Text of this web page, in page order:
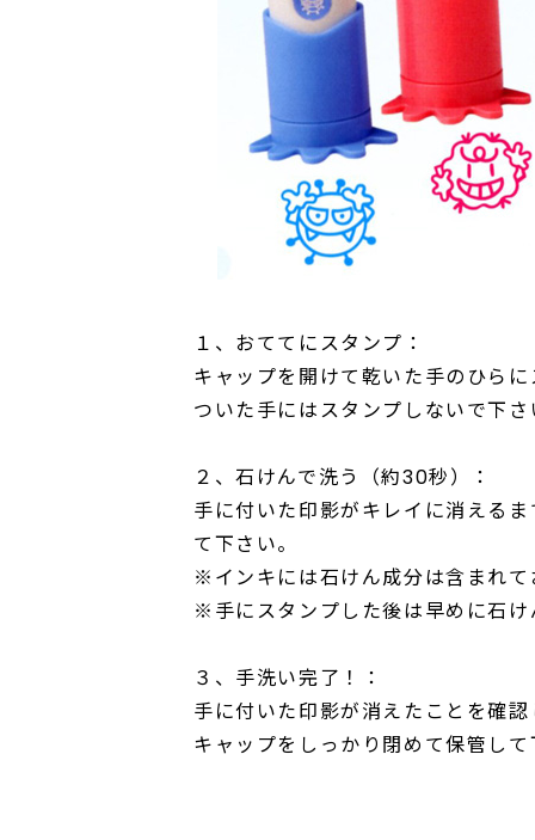
１、おててにスタンプ：
キャップを開けて乾いた手のひら
ついた手にはスタンプしないで下
２、石けんで洗う（約30秒）：
手に付いた印影がキレイに消える
て下さい。
※インキには石けん成分は含まれ
※手にスタンプした後は早めに石
３、手洗い完了！：
手に付いた印影が消えたことを確
キャップをしっかり閉めて保管し